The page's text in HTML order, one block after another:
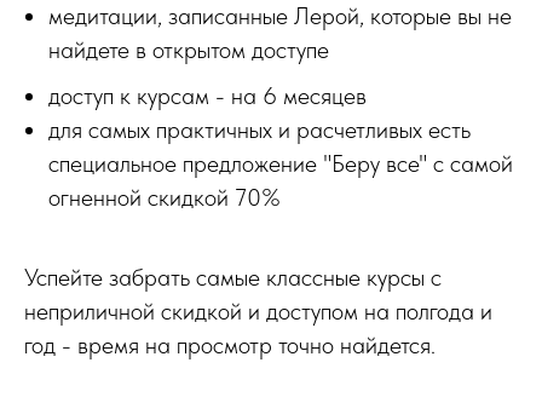
медитации, записанные Лерой, которые вы не
найдете в открытом доступе
доступ к курсам - на 6 месяцев
для самых практичных и расчетливых есть
специальное предложение "Беру все" с самой
огненной скидкой 70%
Успейте забрать самые классные курсы с
неприличной скидкой и доступом на полгода и
год - время на просмотр точно найдется.